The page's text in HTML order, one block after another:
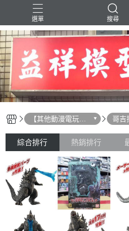
選單 搜尋
SD 三國創傑傳
【其他動漫電玩相
關】
哥吉
綜合排行 熱銷排行